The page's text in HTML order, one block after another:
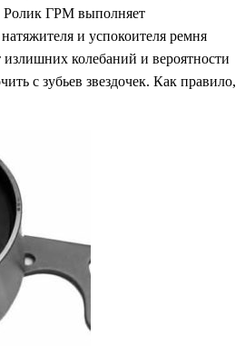
Ролик ГРМ выполняет
и успокоителя ремня
колебаний и вероятности
с зубьев звездочек. Как правило,